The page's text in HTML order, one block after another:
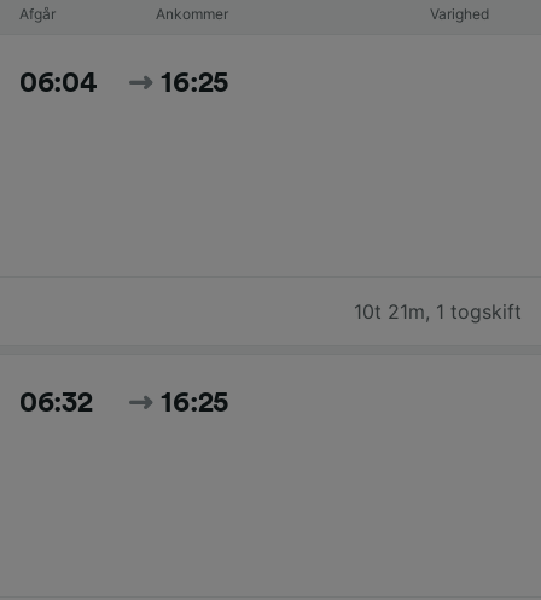
Afgår Ankommer Varighed
06:04 16:25
10t 21m, 1 togskift
06:32 16:25